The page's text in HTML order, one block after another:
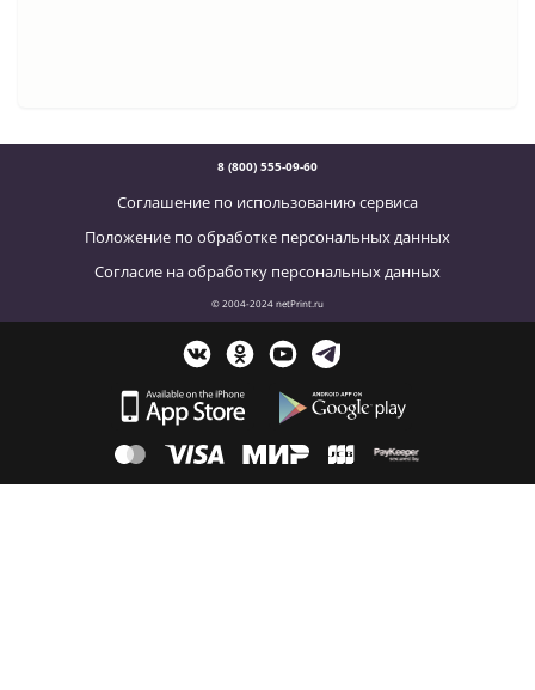
8 (800) 555-09-60
Соглашение по использованию сервиса
Положение по обработке персональных данных
Согласие на обработку персональных данных
© 2004-2024 netPrint.ru